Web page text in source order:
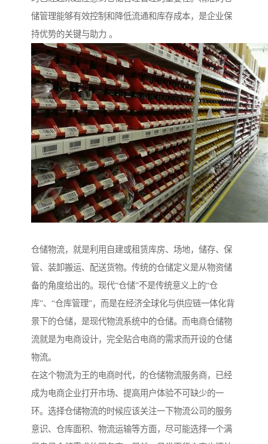
储管理能够有效控制和降低流通和库存成本，是企业保
持优势的关键与助力 。
仓储物流，就是利用自建或租赁库房、场地，储存、保
管、装卸搬运、配送货物。传统的仓储定义是从物资储
备的角度给出的。现代“仓储”不是传统意义上的“仓
库”、“仓库管理”，而是在经济全球化与供应链一体化背
景下的仓储，是现代物流系统中的仓储。而电商仓储物
流就是为电商设计，完全贴合电商的需求而开设的仓储
物流。
在这个物流为王的电商时代，的仓储物流服务商，已经
成为电商企业打开市场、提高用户体验不可缺少的一
环。选择仓储物流的时候应该关注一下物流公司的服务
意识、仓库面积、物流运输等方面，尽可能选择一个满